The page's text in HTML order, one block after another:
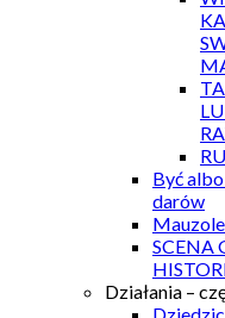
Być
darów
SCENA
Działania –